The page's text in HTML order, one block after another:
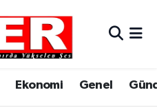
Ekonomi Genel